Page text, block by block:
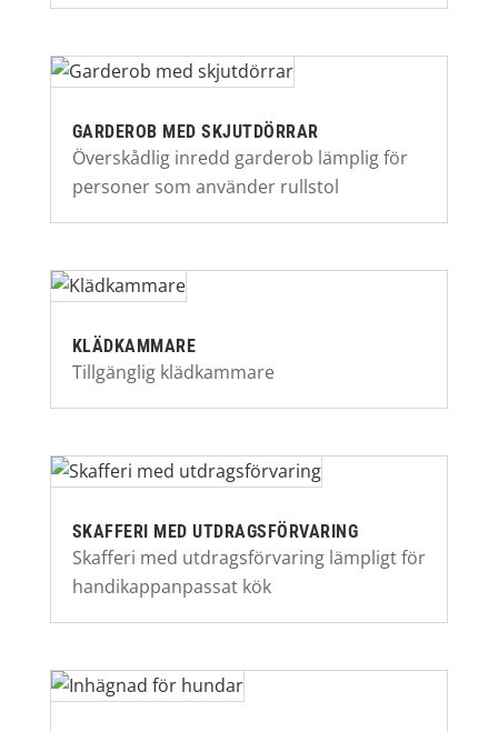
GARDEROB MED SKJUTDÖRRAR
Överskådlig inredd garderob lämplig för
personer som använder rullstol
KLÄDKAMMARE
Tillgänglig klädkammare
SKAFFERI MED UTDRAGSFÖRVARING
Skafferi med utdragsförvaring lämpligt för
handikappanpassat kök